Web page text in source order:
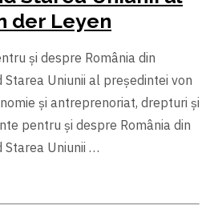
der Leyen
şi despre România din
Uniunii al președintei von
şi antreprenoriat, drepturi şi
pentru şi despre România din
Starea Uniunii …